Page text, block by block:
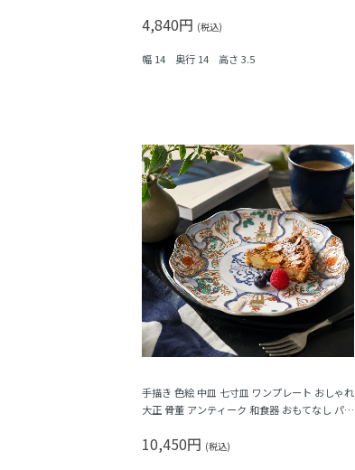
4,840円 (税込)
幅 14 奥行 14 高さ 3.5
手描き 色絵 中皿 七寸皿 ワンプレート おしゃれ
大正 骨董 アンティーク 和食器 おもてなし パス
10,450円 (税込)